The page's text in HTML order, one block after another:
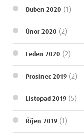
Duben 2020 (1)
Únor 2020 (2)
Leden 2020 (2)
Prosinec 2019 (2)
Listopad 2019 (5)
Říjen 2019 (1)